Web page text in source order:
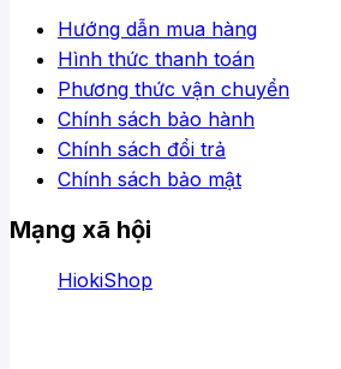
Hướng dẫn mua hàng
Hình thức thanh toán
Phương thức vận chuyển
Chính sách bảo hành
Chính sách đổi trả
Chính sách bảo mật
Mạng xã hội
HiokiShop